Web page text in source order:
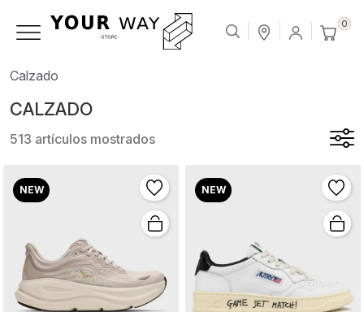
0
Calzado
CALZADO
513 artículos mostrados
NEW NEW